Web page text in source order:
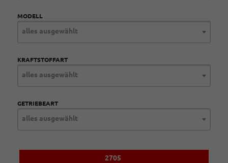
MODELL
alles ausgewählt
KRAFTSTOFFART
alles ausgewählt
GETRIEBEART
alles ausgewählt
2705